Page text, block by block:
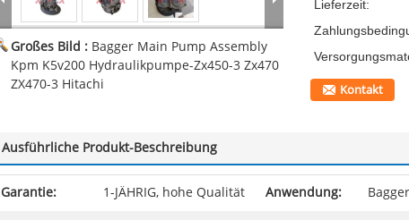
Großes Bild : Bagger Main Pump Assembly
Kpm K5v200 Hydraulikpumpe-Zx450-3 Zx470
ZX470-3 Hitachi
Lieferzeit:
Kontakt
Ausführliche Produkt-Beschreibung
Garantie: 1-JÄHRIG, hohe Qualität Anwendung: